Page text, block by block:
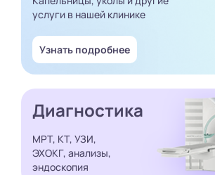
услуги в нашей клинике
Узнать подробнее
Диагностика
МРТ, КТ, УЗИ,
ЭХОКГ, анализы,
эндоскопия